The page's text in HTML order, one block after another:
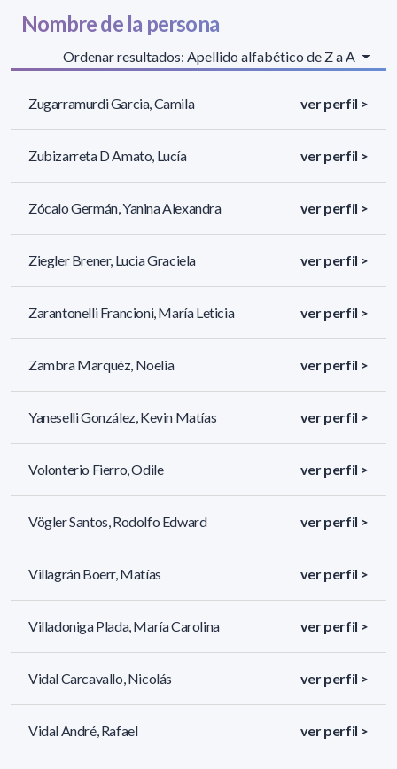
Nombre de la persona
Ordenar resultados: Apellido alfabético de Z a A
Zugarramurdi Garcia, Camila ver perfil >
Zubizarreta D Amato, Lucía ver perfil >
Zócalo Germán, Yanina Alexandra ver perfil >
Ziegler Brener, Lucia Graciela ver perfil >
Zarantonelli Francioni, María Leticia ver perfil >
Zambra Marquéz, Noelia ver perfil >
Yaneselli González, Kevin Matías ver perfil >
Volonterio Fierro, Odile ver perfil >
Vögler Santos, Rodolfo Edward ver perfil >
Villagrán Boerr, Matías ver perfil >
Villadoniga Plada, María Carolina ver perfil >
Vidal Carcavallo, Nicolás ver perfil >
Vidal André, Rafael ver perfil >